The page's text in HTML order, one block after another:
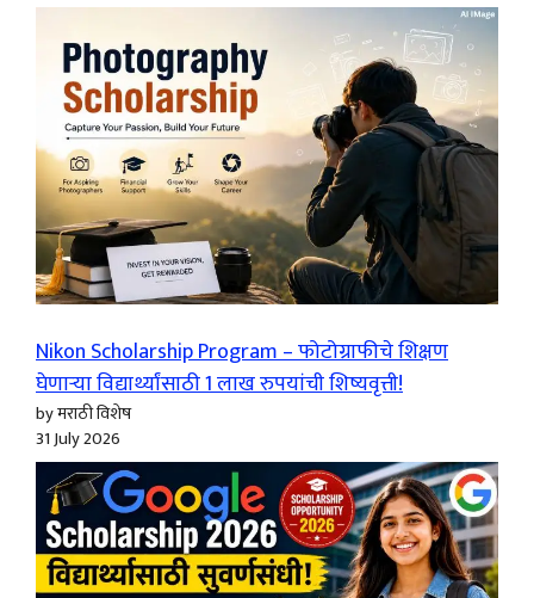
Nikon Scholarship Program – फोटोग्राफीचे शिक्षण
घेणाऱ्या विद्यार्थ्यांसाठी 1 लाख रुपयांची शिष्यवृत्ती!
by मराठी विशेष
31 July 2026